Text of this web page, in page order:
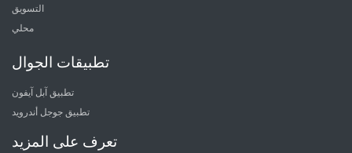
التسويق
محلي
تطبيقات الجوال
تطبيق آبل آيفون
تطبيق جوجل أندرويد
تعرف على المزيد